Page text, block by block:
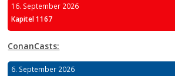
16. September 2026
Kapitel 1167
ConanCasts:
6. September 2026